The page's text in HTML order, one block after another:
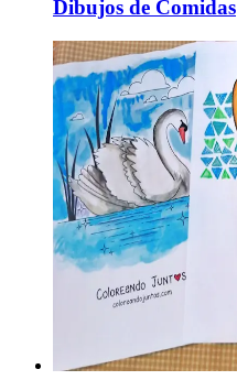
Dibujos de Comidas